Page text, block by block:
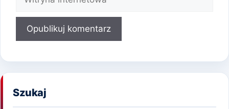
Szukaj